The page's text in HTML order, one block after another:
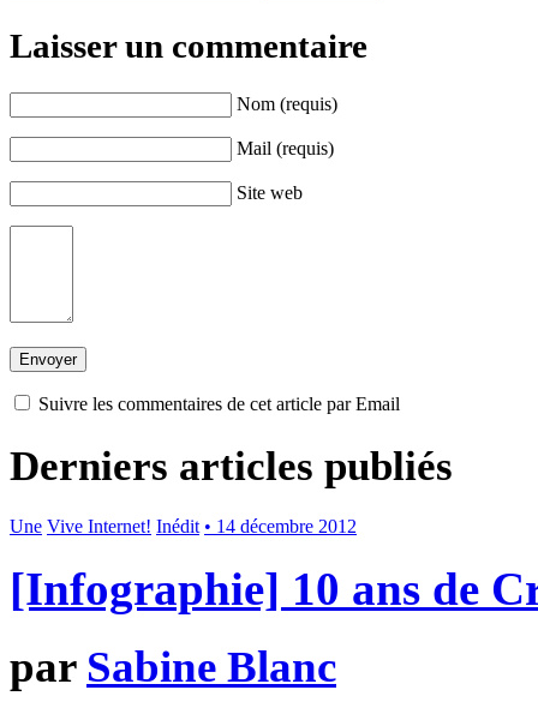
Laisser un commentaire
Nom (requis)
Mail (requis)
Site web
Suivre les commentaires de cet article par Email
Derniers articles publiés
Une Vive Internet! Inédit • 14 décembre 2012
[Infographie] 10 ans de
par Sabine Blanc